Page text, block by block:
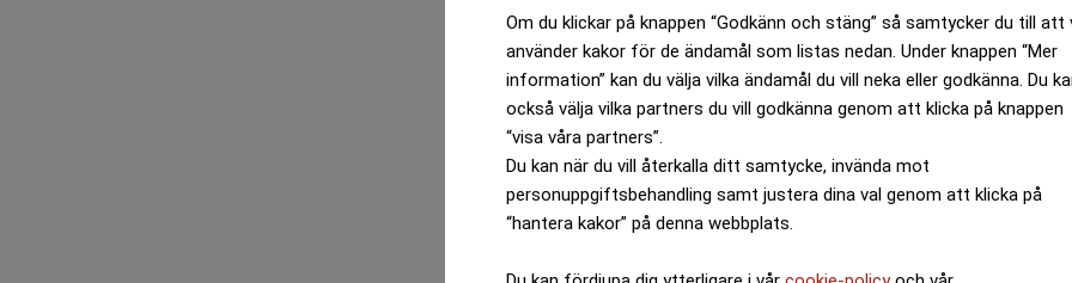
Om du klickar på knappen “Godkänn och stäng” så samtycker du till att
använder kakor för de ändamål som listas nedan. Under knappen “Mer
information” kan du välja vilka ändamål du vill neka eller godkänna. Du
också välja vilka partners du vill godkänna genom att klicka på knappen
“visa våra partners”.
Du kan när du vill återkalla ditt samtycke, invända mot
personuppgiftsbehandling samt justera dina val genom att klicka på
“hantera kakor” på denna webbplats.